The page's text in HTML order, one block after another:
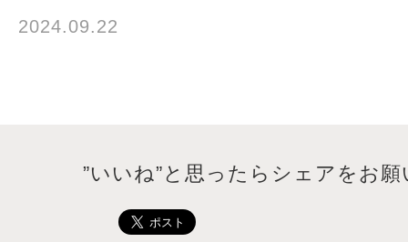
2024.09.22
”いいね”と思ったらシェアをお